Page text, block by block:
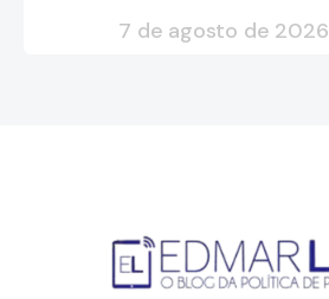
7 de agosto de 2026